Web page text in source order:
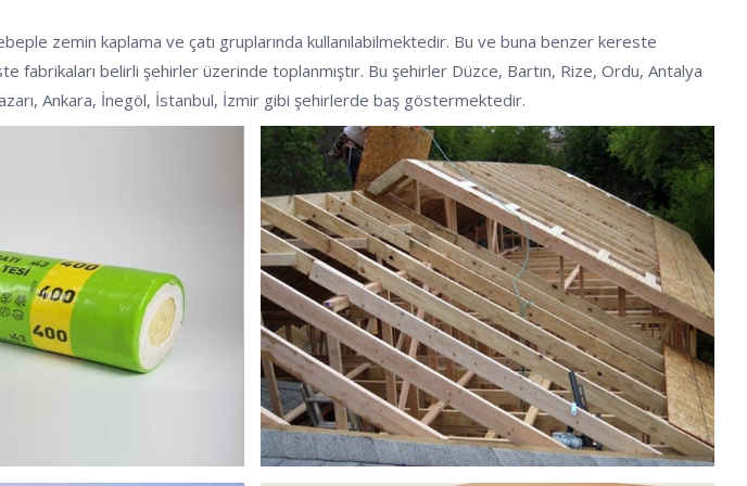
zemin kaplama ve çatı gruplarında kullanılabilmektedir. Bu ve buna benzer kereste
fabrikaları belirli şehirler üzerinde toplanmıştır. Bu şehirler Düzce, Bartın, Rize, Ordu, Antalya
Ankara, İnegöl, İstanbul, İzmir gibi şehirlerde baş göstermektedir.